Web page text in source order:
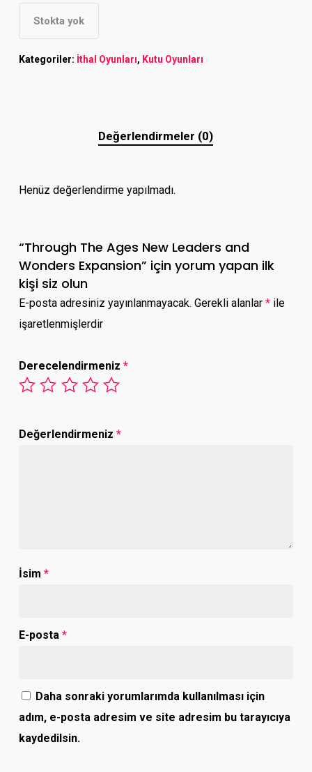
Stokta yok
Kategoriler: İthal Oyunları, Kutu Oyunları
Değerlendirmeler (0)
Henüz değerlendirme yapılmadı.
“Through The Ages New Leaders and
Wonders Expansion” için yorum yapan ilk
kişi siz olun
E-posta adresiniz yayınlanmayacak. Gerekli alanlar *ile
işaretlenmişlerdir
Derecelendirmeniz *
Değerlendirmeniz *
İsim *
E-posta *
Daha sonraki yorumlarımda kullanılması için
adım, e-posta adresim ve site adresim bu tarayıcıya
kaydedilsin.